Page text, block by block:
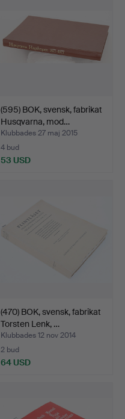
(595) BOK, svensk, fabrikat
Husqvarna, mod…
Klubbades 27 maj 2015
4 bud
53 USD
(470) BOK, svensk, fabrikat
Torsten Lenk, …
Klubbades 12 nov 2014
2 bud
64 USD